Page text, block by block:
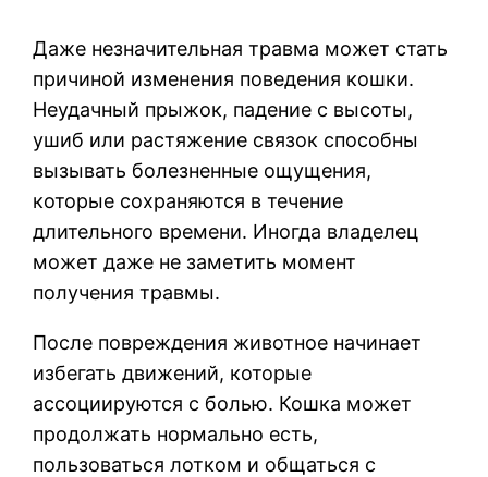
Даже незначительная травма может стать
причиной изменения поведения кошки.
Неудачный прыжок, падение с высоты,
ушиб или растяжение связок способны
вызывать болезненные ощущения,
которые сохраняются в течение
длительного времени. Иногда владелец
может даже не заметить момент
получения травмы.
После повреждения животное начинает
избегать движений, которые
ассоциируются с болью. Кошка может
продолжать нормально есть,
пользоваться лотком и общаться с